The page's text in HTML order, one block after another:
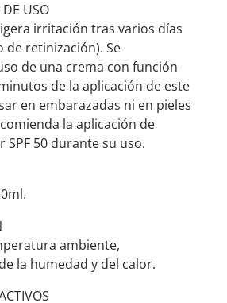
DE USO
irritación tras varios días
de retinización). Se
de una crema con función
de la aplicación de este
en embarazadas ni en pieles
la aplicación de
SPF 50 durante su uso.
ambiente,
la humedad y del calor.